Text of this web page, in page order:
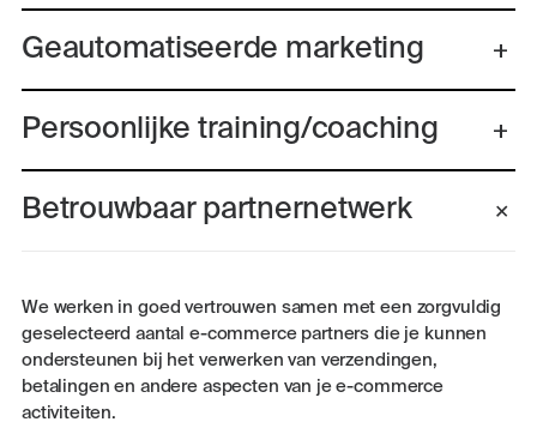
Geautomatiseerde marketing
Persoonlijke training/coaching
Betrouwbaar partnernetwerk
We werken in goed vertrouwen samen met een zorgvuldig
geselecteerd aantal e-commerce partners die je kunnen
ondersteunen bij het verwerken van verzendingen,
betalingen en andere aspecten van je e-commerce
activiteiten.